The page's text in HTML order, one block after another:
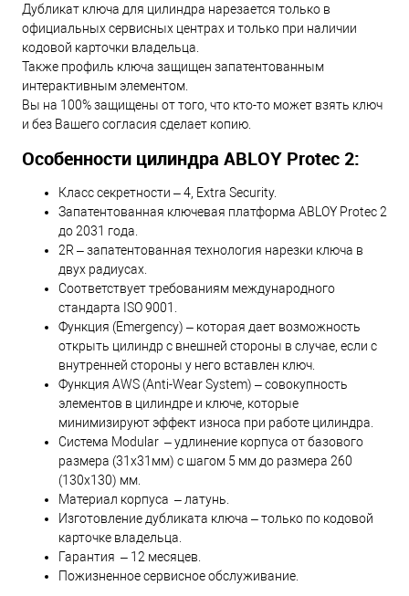
Дубликат ключа для цилиндра нарезается только в
официальных сервисных центрах и только при наличии
кодовой карточки владельца.
Также профиль ключа защищен запатентованным
интерактивным элементом.
Вы на 100% защищены от того, что кто-то может взять ключ
и без Вашего согласия сделает копию.
Особенности цилиндра ABLOY Protec 2:
Класс секретности – 4, Extra Security.
Запатентованная ключевая платформа ABLOY Protec 2
до 2031 года.
2R – запатентованная технология нарезки ключа в
двух радиусах.
Соответствует требованиям международного
стандарта ISO 9001.
Функция (Emergency) – которая дает возможность
открыть цилиндр с внешней стороны в случае, если с
внутренней стороны у него вставлен ключ.
Функция AWS (Anti-Wear System) – совокупность
элементов в цилиндре и ключе, которые
минимизируют эффект износа при работе цилиндра.
Система Modular – удлинение корпуса от базового
размера (31х31мм) с шагом 5 мм до размера 260
(130х130) мм.
Материал корпуса – латунь.
Изготовление дубликата ключа – только по кодовой
карточке владельца.
Гарантия – 12 месяцев.
Пожизненное сервисное обслуживание.